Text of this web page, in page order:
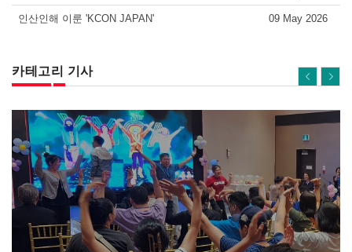
인산인해 이룬 'KCON JAPAN' 09 May 2026
카테고리 기사